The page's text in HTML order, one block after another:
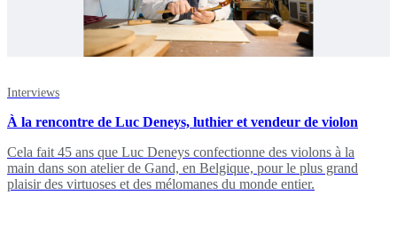
Interviews
À la rencontre de Luc Deneys, luthier et vendeur de violon
Cela fait 45 ans que Luc Deneys confectionne des violons à la
main dans son atelier de Gand, en Belgique, pour le plus grand
plaisir des virtuoses et des mélomanes du monde entier.